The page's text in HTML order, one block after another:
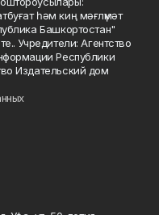
һәм киң мәғлүмәт
Башкортостан"
Учредители: Агентство
Республики
Издательский дом